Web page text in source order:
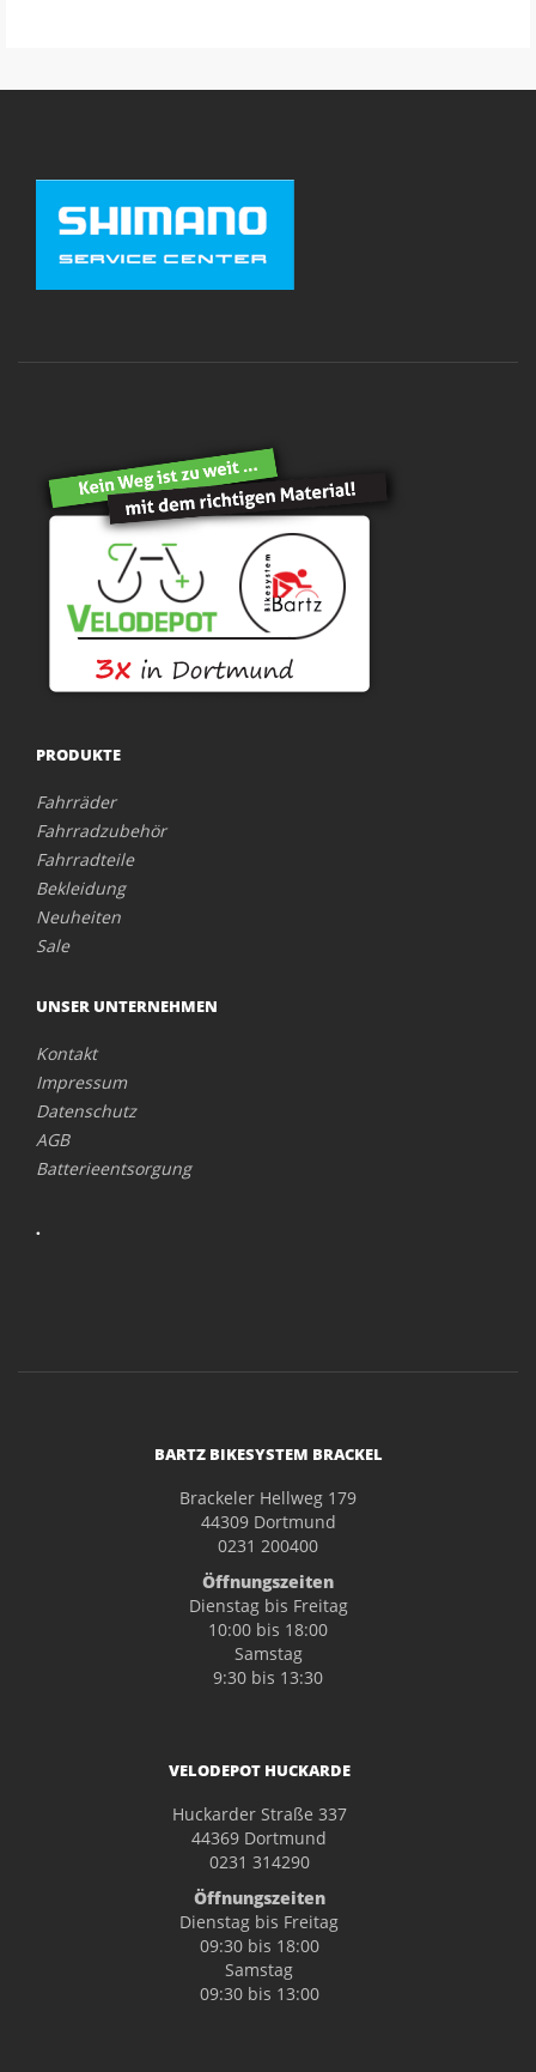
PRODUKTE
Fahrräder
Fahrradzubehör
Fahrradteile
Bekleidung
Neuheiten
Sale
UNSER UNTERNEHMEN
Kontakt
Impressum
Datenschutz
AGB
Batterieentsorgung
.
BARTZ BIKESYSTEM BRACKEL
Brackeler Hellweg 179
44309 Dortmund
0231 200400
Öffnungszeiten
Dienstag bis Freitag
10:00 bis 18:00
Samstag
9:30 bis 13:30
VELODEPOT HUCKARDE
Huckarder Straße 337
44369 Dortmund
0231 314290
Öffnungszeiten
Dienstag bis Freitag
09:30 bis 18:00
Samstag
09:30 bis 13:00